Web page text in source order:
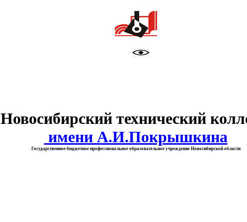
Новосибирский технический
имени А.И.Покрышкина
Государственное бюджетное профессиональное образовательное учреждение Новосибирской области